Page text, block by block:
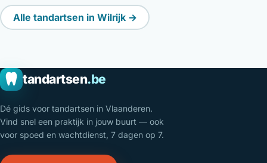
Alle tandartsen in Wilrijk →
tandartsen.be
Dé gids voor tandartsen in Vlaanderen.
Vind snel een praktijk in jouw buurt — ook
voor spoed en wachtdienst, 7 dagen op 7.